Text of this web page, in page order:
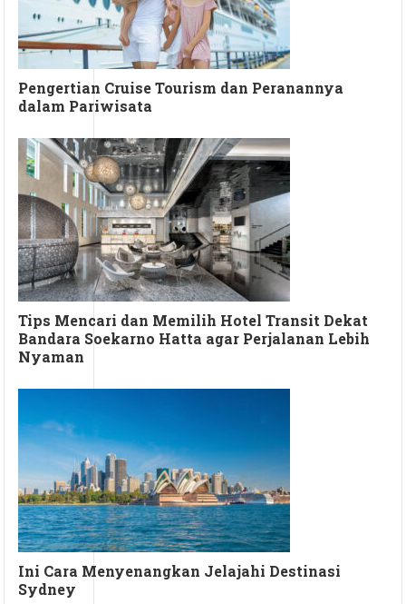
Pengertian Cruise Tourism dan Peranannya
dalam Pariwisata
Tips Mencari dan Memilih Hotel Transit Dekat
Bandara Soekarno Hatta agar Perjalanan Lebih
Nyaman
Ini Cara Menyenangkan Jelajahi Destinasi
Sydney